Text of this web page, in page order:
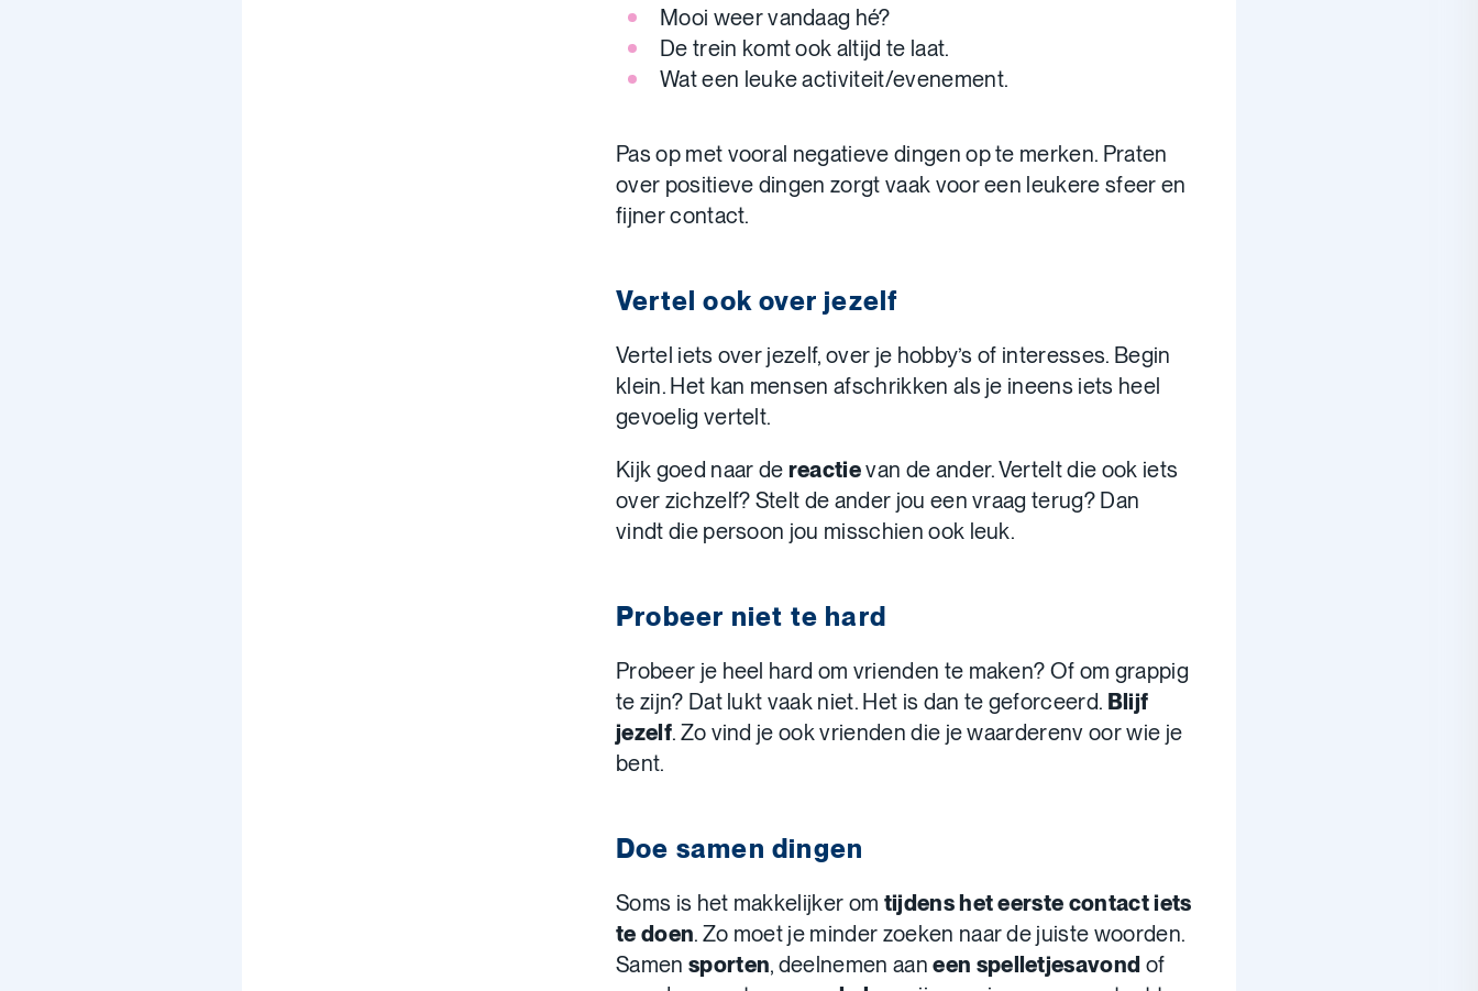
Mooi weer vandaag hé?
De trein komt ook altijd te laat.
Wat een leuke activiteit/evenement.
Pas op met vooral negatieve dingen op te merken. Praten
over positieve dingen zorgt vaak voor een leukere sfeer en
fijner contact.
Vertel ook over jezelf
Vertel iets over jezelf, over je hobby’s of interesses. Begin
klein. Het kan mensen afschrikken als je ineens iets heel
gevoelig vertelt.
Kijk goed naar de reactievan de ander. Vertelt die ook iets
over zichzelf? Stelt de ander jou een vraag terug? Dan
vindt die persoon jou misschien ook leuk.
Probeer niet te hard
Probeer je heel hard om vrienden te maken? Of om grappig
te zijn? Dat lukt vaak niet. Het is dan te geforceerd. Blijf
jezelf. Zo vind je ook vrienden die je waarderenv oor wie je
bent.
Doe samen dingen
Soms is het makkelijker om tijdens het eerste contact iets
te doen. Zo moet je minder zoeken naar de juiste woorden.
Samen sporten, deelnemen aaneen spelletjesavond of